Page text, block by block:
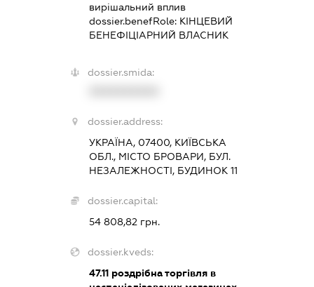
вирішальний вплив
dossier.benefRole: КІНЦЕВИЙ
БЕНЕФІЦІАРНИЙ ВЛАСНИК
dossier.smida:
dossier.address:
УКРАЇНА, 07400, КИЇВСЬКА
ОБЛ., МІСТО БРОВАРИ, БУЛ.
НЕЗАЛЕЖНОСТІ, БУДИНОК 11
dossier.capital:
54 808,82 грн.
dossier.kveds:
47.11 роздрібна торгівля в